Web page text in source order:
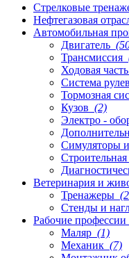
Стрелковые
Нефтегазовая
Автомобильная
Двигатель
Трансмиссия
Ходовая часть
Система
Тормозная
Кузов (2)
Электро -
Симуляторы
Ветеринария и
Тренажеры
Стенды и
Рабочие профессии
Маляр (1)
Механик (7)